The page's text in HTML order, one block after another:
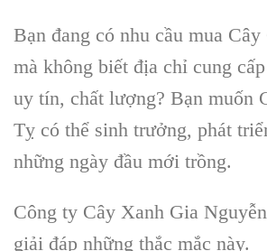
Bạn đang có nhu cầu mua Cây
mà không biết địa chỉ cung
uy tín, chất lượng? Bạn muốn
Tỵ có thể sinh trưởng, phát
những ngày đầu mới trồng.
Công ty Cây Xanh Gia Nguyễn
giải đáp những thắc mắc này.